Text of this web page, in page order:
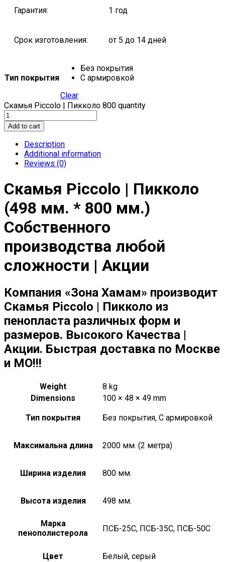
Гарантия: 1 год
Срок изготовления: от 5 до 14 дней
Тип покрытия
Без покрытия
С армировкой
Clear
Скамья Piccolo | Пикколо 800 quantity
Add to cart
Description
Additional information
Reviews (0)
Скамья Piccolo | Пикколо
(498 мм. * 800 мм.)
Собственного
производства любой
сложности | Акции
Компания «Зона Хамам» производит
Скамья Piccolo | Пикколо из
пенопласта различных форм и
размеров. Высокого Качества |
Акции. Быстрая доставка по Москве
и МО!!!
Weight
8 kg
Dimensions
100 × 48 × 49 mm
Тип покрытия Без покрытия, С армировкой
Максимальна длина 2000 мм. (2 метра)
Ширина изделия 800 мм.
Высота изделия 498 мм.
Марка
пенополистерола
ПСБ-25С, ПСБ-35С, ПСБ-50С
Цвет Белый, серый